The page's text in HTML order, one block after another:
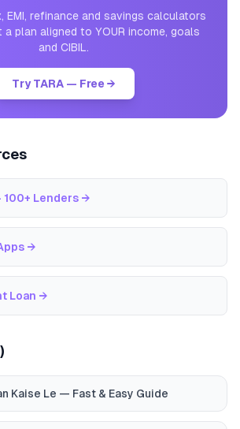
EMI, refinance and savings calculators
plan aligned to YOUR income, goals
and CIBIL.
Try TARA — Free →
Lenders →
→
Loan →
Kaise Le — Fast & Easy Guide